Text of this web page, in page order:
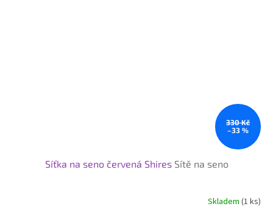
330 Kč
–33 %
Síťka na seno červená Shires Sítě na seno
Skladem (1 ks)